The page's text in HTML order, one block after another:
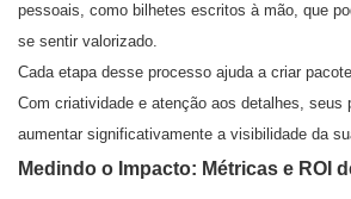
pessoais, como bilhetes escritos à mão, que
se sentir valorizado.
Cada etapa desse processo ajuda a criar
Com criatividade e atenção aos detalhes, seus
aumentar significativamente a visibilidade da
Medindo o Impacto: Métricas e ROI